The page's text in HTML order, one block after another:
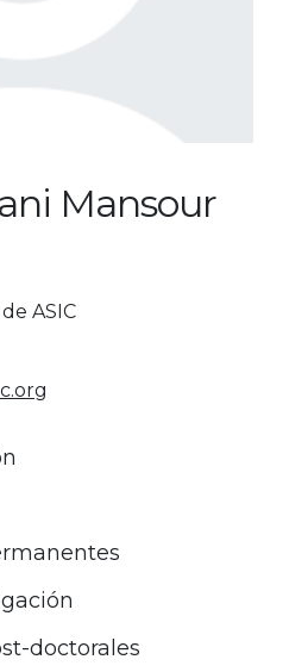
Mansour
ASIC
doctorales